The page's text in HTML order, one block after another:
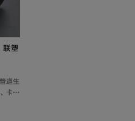
联塑
道生
卡压
场